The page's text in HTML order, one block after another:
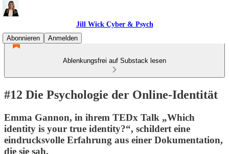
Jill Wick Cyber & Psych
Abonnieren
Anmelden
Ablenkungsfrei auf Substack lesen
#12 Die Psychologie der Online-Identität
Emma Gannon, in ihrem TEDx Talk „Which
identity is your true identity?“, schildert eine
eindrucksvolle Erfahrung aus einer Dokumentation,
die sie sah.